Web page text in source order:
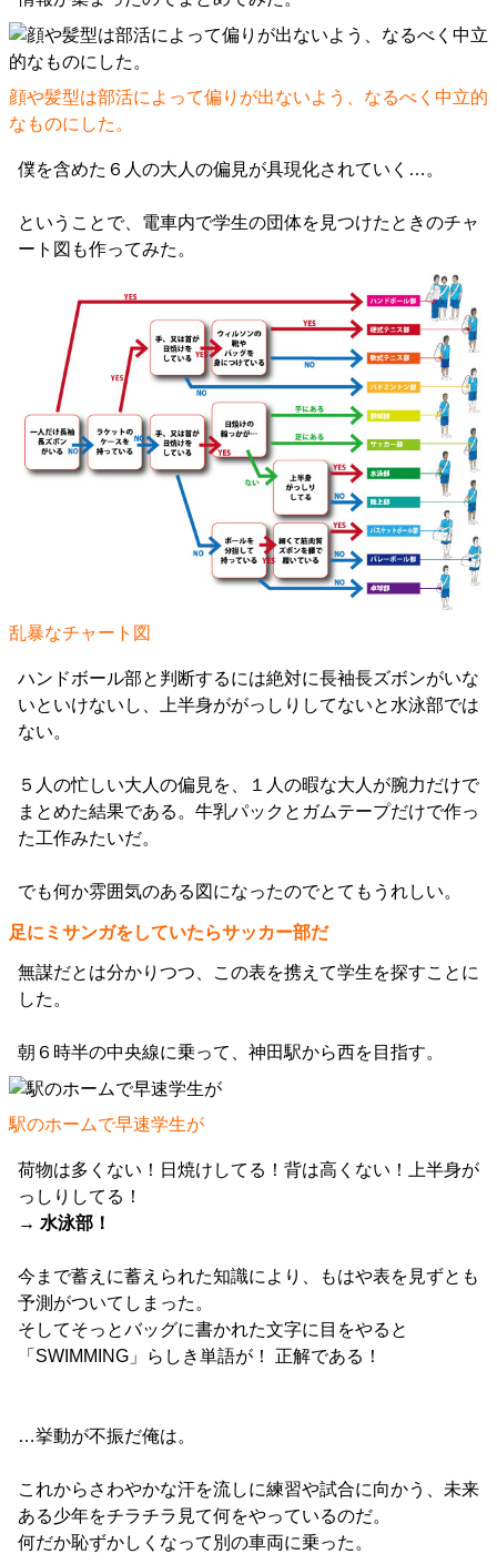
顔や髪型は部活によって偏りが出ないよう、なるべく中立的
なものにした。
僕を含めた６人の大人の偏見が具現化されていく…。
ということで、電車内で学生の団体を見つけたときのチャ
ート図も作ってみた。
乱暴なチャート図
ハンドボール部と判断するには絶対に長袖長ズボンがいな
いといけないし、上半身ががっしりしてないと水泳部では
ない。
５人の忙しい大人の偏見を、１人の暇な大人が腕力だけで
まとめた結果である。牛乳パックとガムテープだけで作っ
た工作みたいだ。
でも何か雰囲気のある図になったのでとてもうれしい。
足にミサンガをしていたらサッカー部だ
無謀だとは分かりつつ、この表を携えて学生を探すことに
した。
朝６時半の中央線に乗って、神田駅から西を目指す。
駅のホームで早速学生が
荷物は多くない！日焼けしてる！背は高くない！上半身が
っしりしてる！
→ 水泳部！
今まで蓄えに蓄えられた知識により、もはや表を見ずとも
予測がついてしまった。
そしてそっとバッグに書かれた文字に目をやると
「SWIMMING」らしき単語が！ 正解である！
…挙動が不振だ俺は。
これからさわやかな汗を流しに練習や試合に向かう、未来
ある少年をチラチラ見て何をやっているのだ。
何だか恥ずかしくなって別の車両に乗った。